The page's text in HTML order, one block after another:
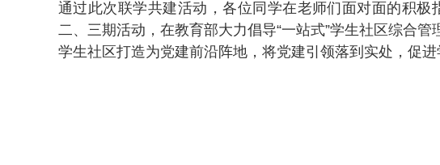
通过此次联学共建活动，各位同学在老师们面对面的积
二、三期活动，在教育部大力倡导“一站式”学生社区综合
学生社区打造为党建前沿阵地，将党建引领落到实处，促进